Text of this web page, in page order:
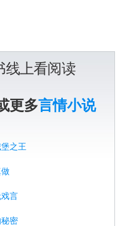
线上看阅读
更多言情小说
之王
言
密